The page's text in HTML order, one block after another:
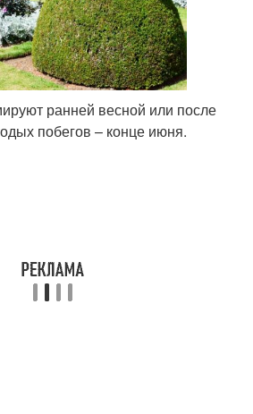
ранней весной или после
побегов – конце июня.